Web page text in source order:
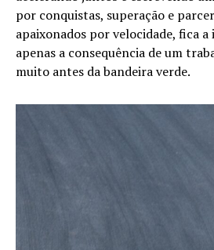
por conquistas, superação e
apaixonados por velocidade, fica
apenas a consequência de um
muito antes da bandeira verde.